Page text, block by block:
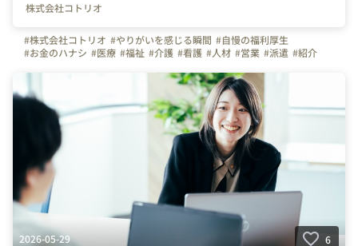
株式会社コトリオ
#株式会社コトリオ #やりがいを感じる瞬間 #自慢の福利厚生
#お金のハナシ #医療 #福祉 #介護 #看護 #人材 #営業 #派遣 #紹介
#さいたま市 #千葉県 #千葉市
#松本市
#名古屋市 #京都府
#大阪府
#大阪市 #兵庫県 #神戸市 #奈良県 #奈良市 #岡山県
#広島県 #広島市 #福岡県 #福岡市 #熊本県 #熊本市 #鹿児島県
#鹿児島市
#ボーナス #インセンティブ
2026-05-29 6